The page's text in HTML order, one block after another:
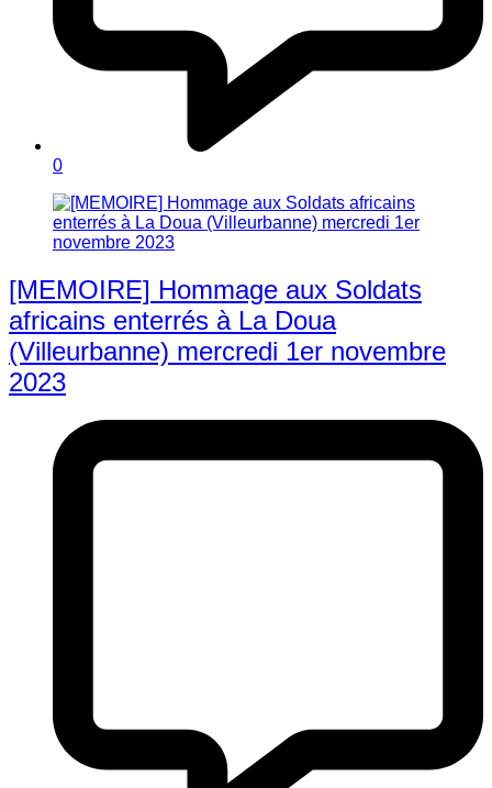
0
[MEMOIRE] Hommage aux Soldats
africains enterrés à La Doua
(Villeurbanne) mercredi 1er novembre
2023